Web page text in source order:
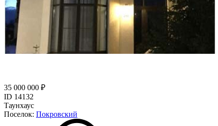
35 000 000 ₽
ID 14132
Таунхаус
Поселок: Покровский